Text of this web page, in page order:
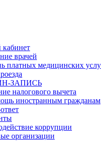
врачей
платных медицинских
ЗАПИСЬ
налогового вычета
иностранным гражданам
коррупции
организации